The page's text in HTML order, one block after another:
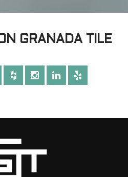
GRANADA TILE